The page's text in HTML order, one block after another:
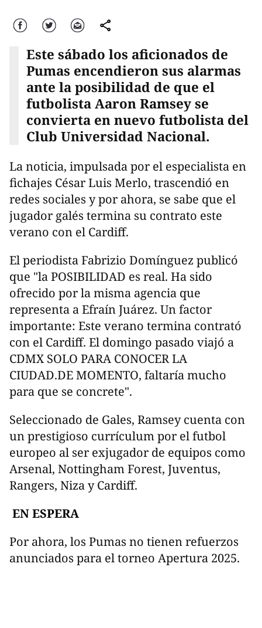
Facebook Twitter Correo comparte
Este sábado los aficionados de
Pumas encendieron sus alarmas
ante la posibilidad de que el
futbolista Aaron Ramsey se
convierta en nuevo futbolista del
Club Universidad Nacional.
La noticia, impulsada por el especialista en
fichajes César Luis Merlo, trascendió en
redes sociales y por ahora, se sabe que el
jugador galés termina su contrato este
verano con el Cardiff.
El periodista Fabrizio Domínguez publicó
que "la POSIBILIDAD es real. Ha sido
ofrecido por la misma agencia que
representa a Efraín Juárez. Un factor
importante: Este verano termina contrató
con el Cardiff. El domingo pasado viajó a
CDMX SOLO PARA CONOCER LA
CIUDAD.DE MOMENTO, faltaría mucho
para que se concrete".
Seleccionado de Gales, Ramsey cuenta con
un prestigioso currículum por el futbol
europeo al ser exjugador de equipos como
Arsenal, Nottingham Forest, Juventus,
Rangers, Niza y Cardiff.
EN ESPERA
Por ahora, los Pumas no tienen refuerzos
anunciados para el torneo Apertura 2025.